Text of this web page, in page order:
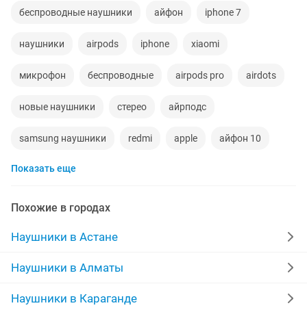
беспроводные наушники айфон iphone 7
наушники airpods iphone xiaomi
микрофон беспроводные airpods pro airdots
новые наушники стерео айрподс
samsung наушники redmi apple айфон 10
xiaomi redmi
качество комплекты
доставка iphone оригинал
iphone7 airpods2 науышник
Показать еще
Похожие в городах
Наушники в Астане
Наушники в Алматы
Наушники в Караганде